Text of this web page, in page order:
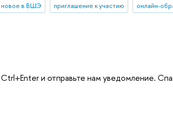
новое в ВШЭ приглашение к участию онлайн-
и отправьте нам уведомление.